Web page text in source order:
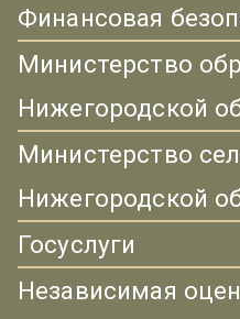
Финансовая
Министерство
Нижегородской
Министерство
Нижегородской
Госуслуги
Независимая